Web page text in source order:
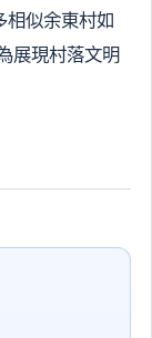
相似余東村如
展現村落文明